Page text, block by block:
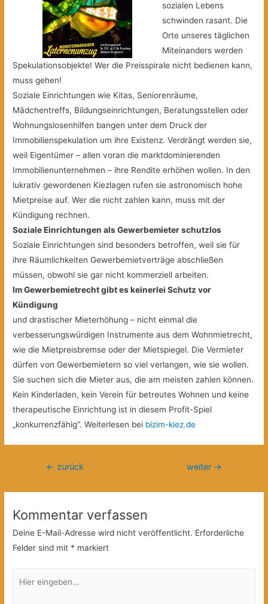
sozialen Lebens
schwinden rasant. Die
Orte unseres täglichen
Miteinanders werden
Spekulationsobjekte! Wer die Preisspirale nicht bedienen kann,
muss gehen!
Soziale Einrichtungen wie Kitas, Seniorenräume,
Mädchentreffs, Bildungseinrichtungen, Beratungsstellen oder
Wohnungslosenhilfen bangen unter dem Druck der
Immobilienspekulation um ihre Existenz. Verdrängt werden sie,
weil Eigentümer – allen voran die marktdominierenden
Immobilienunternehmen – ihre Rendite erhöhen wollen. In den
lukrativ gewordenen Kiezlagen rufen sie astronomisch hohe
Mietpreise auf. Wer die nicht zahlen kann, muss mit der
Kündigung rechnen.
Soziale Einrichtungen als Gewerbemieter schutzlos
Soziale Einrichtungen sind besonders betroffen, weil sie für
ihre Räumlichkeiten Gewerbemietverträge abschließen
müssen, obwohl sie gar nicht kommerziell arbeiten.
Im Gewerbemietrecht gibt es keinerlei Schutz vor
Kündigung
und drastischer Mieterhöhung – nicht einmal die
verbesserungswürdigen Instrumente aus dem Wohnmietrecht,
wie die Mietpreisbremse oder der Mietspiegel. Die Vermieter
dürfen von Gewerbemietern so viel verlangen, wie sie wollen.
Sie suchen sich die Mieter aus, die am meisten zahlen können.
Kein Kinderladen, kein Verein für betreutes Wohnen und keine
therapeutische Einrichtung ist in diesem Profit-Spiel
„konkurrenzfähig“. Weiterlesen bei bizim-kiez.de
Beitragsnavigation
← zurück weiter →
Kommentar verfassen
Deine E-Mail-Adresse wird nicht veröffentlicht. Erforderliche
Felder sind mit * markiert
eingeben…